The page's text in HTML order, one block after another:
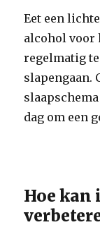
Eet een
alcohol voor
regelmatig
slapengaan.
dag om een
Hoe kan